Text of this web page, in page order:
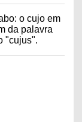
o cujo em
da palavra
"cujus".